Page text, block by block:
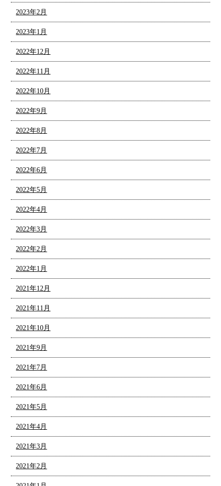
2023年2月
2023年1月
2022年12月
2022年11月
2022年10月
2022年9月
2022年8月
2022年7月
2022年6月
2022年5月
2022年4月
2022年3月
2022年2月
2022年1月
2021年12月
2021年11月
2021年10月
2021年9月
2021年7月
2021年6月
2021年5月
2021年4月
2021年3月
2021年2月